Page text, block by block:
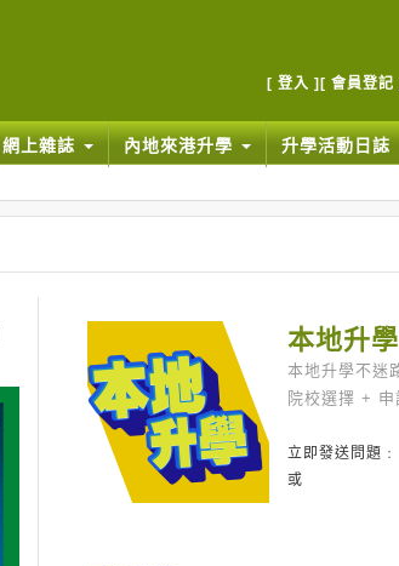
[ 登入 ] [ 會員登記
網上雜誌 內地來港升學 升學活動日誌
本地升學
本地升學不迷
院校選擇 +
立即發送問題﹕
或